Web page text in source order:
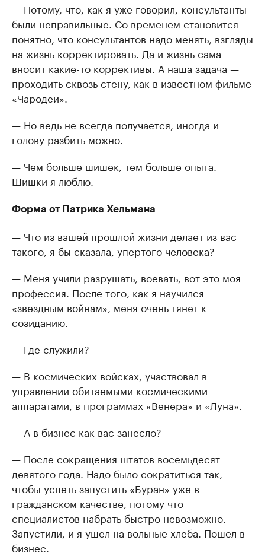
— Потому, что, как я уже говорил, консультанты
были неправильные. Со временем становится
понятно, что консультантов надо менять, взгляды
на жизнь корректировать. Да и жизнь сама
вносит какие-то коррективы. А наша задача —
проходить сквозь стену, как в известном фильме
«Чародеи».
— Но ведь не всегда получается, иногда и
голову разбить можно.
— Чем больше шишек, тем больше опыта.
Шишки я люблю.
Форма от Патрика Хельмана
— Что из вашей прошлой жизни делает из вас
такого, я бы сказала, упертого человека?
— Меня учили разрушать, воевать, вот это моя
профессия. После того, как я научился
«звездным войнам», меня очень тянет к
созиданию.
— Где служили?
— В космических войсках, участвовал в
управлении обитаемыми космическими
аппаратами, в программах «Венера» и «Луна».
— А в бизнес как вас занесло?
— После сокращения штатов восемьдесят
девятого года. Надо было сократиться так,
чтобы успеть запустить «Буран» уже в
гражданском качестве, потому что
специалистов набрать быстро невозможно.
Запустили, и я ушел на вольные хлеба. Пошел в
бизнес.